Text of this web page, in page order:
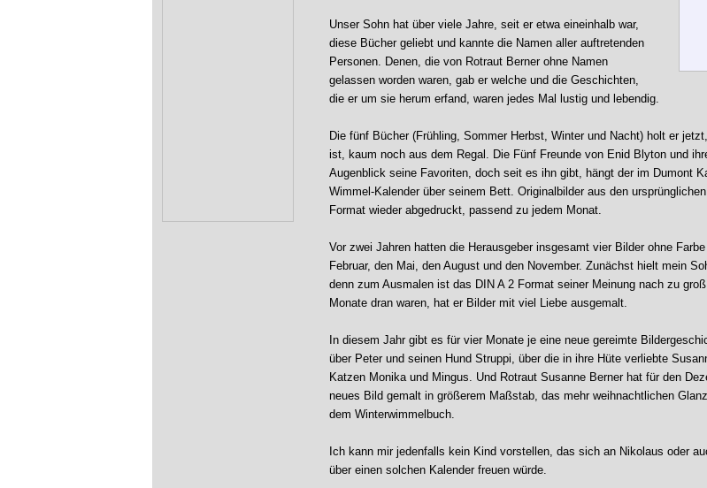
Unser Sohn hat über viele Jahre, seit er etwa eineinhalb war,
diese Bücher geliebt und kannte die Namen aller auftretenden
Personen. Denen, die von Rotraut Berner ohne Namen
gelassen worden waren, gab er welche und die Geschichten,
die er um sie herum erfand, waren jedes Mal lustig und lebendig.
Die fünf Bücher (Frühling, Sommer Herbst, Winter und Nacht) holt er
ist, kaum noch aus dem Regal. Die Fünf Freunde von Enid Blyton und
Augenblick seine Favoriten, doch seit es ihn gibt, hängt der im Dumont
Wimmel-Kalender über seinem Bett. Originalbilder aus den
Format wieder abgedruckt, passend zu jedem Monat.
Vor zwei Jahren hatten die Herausgeber insgesamt vier Bilder ohne
Februar, den Mai, den August und den November. Zunächst hielt mein
denn zum Ausmalen ist das DIN A 2 Format seiner Meinung nach zu
Monate dran waren, hat er Bilder mit viel Liebe ausgemalt.
In diesem Jahr gibt es für vier Monate je eine neue gereimte
über Peter und seinen Hund Struppi, über die in ihre Hüte verliebte
Katzen Monika und Mingus. Und Rotraut Susanne Berner hat für den
neues Bild gemalt in größerem Maßstab, das mehr weihnachtlichen
dem Winterwimmelbuch.
Ich kann mir jedenfalls kein Kind vorstellen, das sich an Nikolaus oder
über einen solchen Kalender freuen würde.